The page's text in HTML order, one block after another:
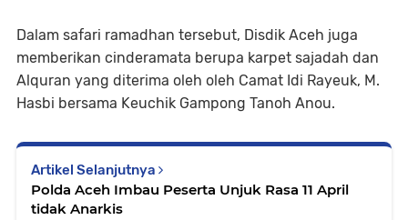
Dalam safari ramadhan tersebut, Disdik Aceh juga
memberikan cinderamata berupa karpet sajadah dan
Alquran yang diterima oleh oleh Camat Idi Rayeuk, M.
Hasbi bersama Keuchik Gampong Tanoh Anou.
Artikel Selanjutnya
Polda Aceh Imbau Peserta Unjuk Rasa 11 April
tidak Anarkis